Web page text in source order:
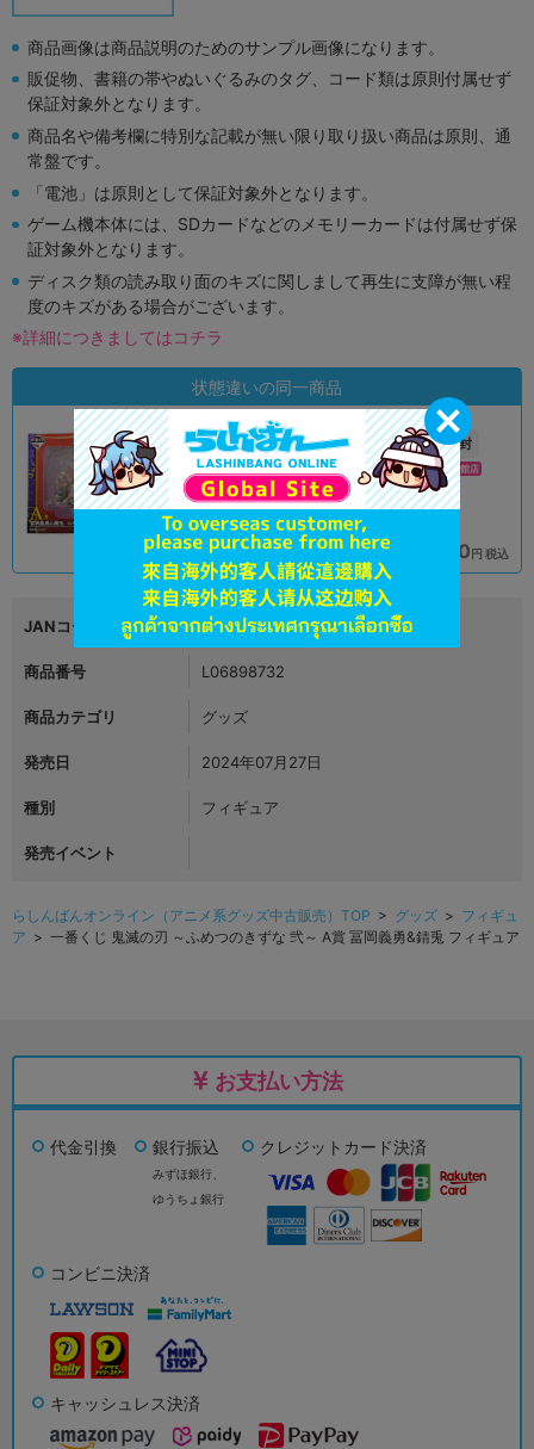
商品画像は商品説明のためのサンプル画像になります。
販促物、書籍の帯やぬいぐるみのタグ、コード類は原則付属せず
保証対象外となります。
商品名や備考欄に特別な記載が無い限り取り扱い商品は原則、通
常盤です。
「電池」は原則として保証対象外となります。
ゲーム機本体には、SDカードなどのメモリーカードは付属せず保
証対象外となります。
ディスク類の読み取り面のキズに関しまして再生に支障が無い程
度のキズがある場合がございます。
※詳細につきましてはコチラ
状態違いの同一商品
状態 :A
オンライン
品切状態 7,990円 税込
新入荷 状態 :未開封
秋葉原ラジオ会館店
19,900 円 税込
JANコード
商品番号 L06898732
商品カテゴリ グッズ
発売日 2024年07月27日
種別 フィギュア
発売イベント
らしんばんオンライン（アニメ系グッズ中古販売）TOP > グッズ > フィギュ
ア > 一番くじ 鬼滅の刃 ～ふめつのきずな 弐～ A賞 冨岡義勇&錆兎 フィギュア
お支払い方法
代金引換 銀行振込
みずほ銀行、
ゆうちょ銀行
クレジットカード決済
コンビニ決済
キャッシュレス決済